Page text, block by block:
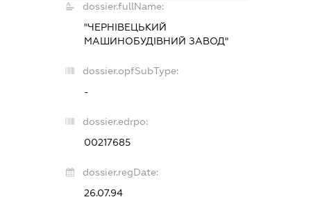
dossier.fullName:
"ЧЕРНІВЕЦЬКИЙ
МАШИНОБУДІВНИЙ ЗАВОД"
dossier.opfSubType:
-
dossier.edrpo:
00217685
dossier.regDate:
26.07.94